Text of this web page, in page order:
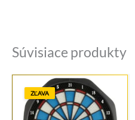
Súvisiace produkty
ZĽAVA